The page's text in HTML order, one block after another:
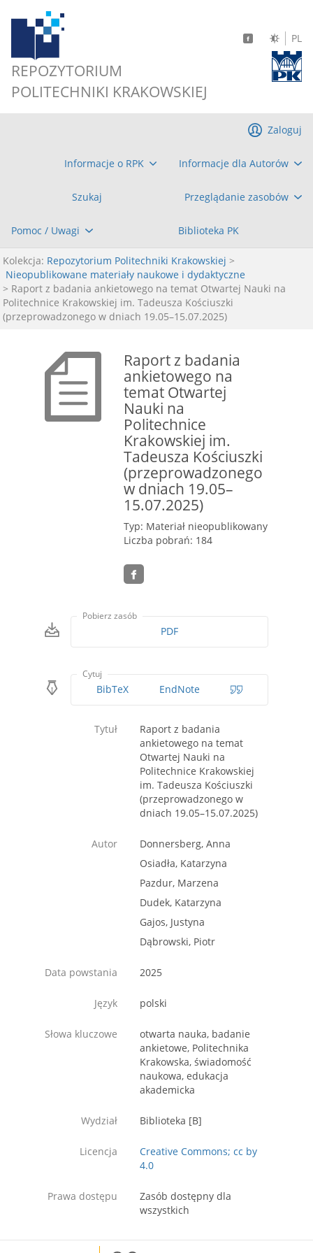
REPOZYTORIUM
POLITECHNIKI KRAKOWSKIEJ
PL
Informacje o RPK Informacje dla Autorów
Szukaj Przeglądanie zasobów
Pomoc / Uwagi Biblioteka PK
Zaloguj
Kolekcja: Repozytorium Politechniki Krakowskiej >
Nieopublikowane materiały naukowe i dydaktyczne
> Raport z badania ankietowego na temat Otwartej Nauki na
Politechnice Krakowskiej im. Tadeusza Kościuszki
(przeprowadzonego w dniach 19.05–15.07.2025)
Raport z badania
ankietowego na
temat Otwartej
Nauki na
Politechnice
Krakowskiej im.
Tadeusza Kościuszki
(przeprowadzonego
w dniach 19.05–
15.07.2025)
Typ: Materiał nieopublikowany
Liczba pobrań: 184
Pobierz zasób
PDF
Cytuj
BibTeX EndNote
Tytuł
Raport z badania
ankietowego na temat
Otwartej Nauki na
Politechnice Krakowskiej
im. Tadeusza Kościuszki
(przeprowadzonego w
dniach 19.05–15.07.2025)
Autor
Donnersberg, Anna
Osiadła, Katarzyna
Pazdur, Marzena
Dudek, Katarzyna
Gajos, Justyna
Dąbrowski, Piotr
Data powstania 2025
Język polski
Słowa kluczowe
otwarta nauka, badanie
ankietowe, Politechnika
Krakowska, świadomość
naukowa, edukacja
akademicka
Wydział Biblioteka [B]
Licencja
Creative Commons; cc by
4.0
Prawa dostępu
Zasób dostępny dla
wszystkich